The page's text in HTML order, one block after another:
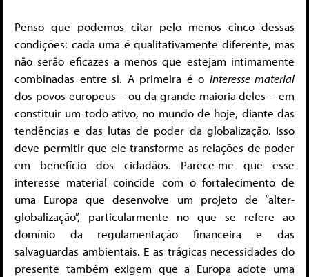
Penso que podemos citar pelo menos cinco dessas
condições: cada uma é qualitativamente diferente, mas
não serão eficazes a menos que estejam intimamente
combinadas entre si. A primeira é o interesse material
dos povos europeus – ou da grande maioria deles – em
constituir um todo ativo, no mundo de hoje, diante das
tendências e das lutas de poder da globalização. Isso
deve permitir que ele transforme as relações de poder
em benefício dos cidadãos. Parece-me que esse
interesse material coincide com o fortalecimento de
uma Europa que desenvolve um projeto de “alter-
globalização”, particularmente no que se refere ao
domínio da regulamentação financeira e das
salvaguardas ambientais. E as trágicas necessidades do
presente também exigem que a Europa adote uma